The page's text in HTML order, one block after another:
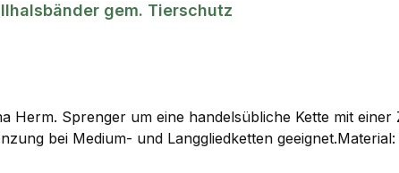
gem. Tierschutz
Herm. Sprenger um eine handelsübliche Kette mit
bei Medium- und Langgliedketten